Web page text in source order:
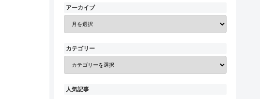
アーカイブ
カテゴリー
人気記事